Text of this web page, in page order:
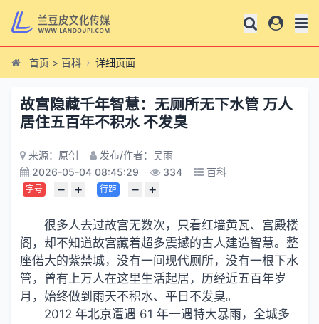
首页 > 百科 详细页面
故宫隐藏千年智慧：无厕所无下水管 万人
居住五百年不积水 不发臭
来源：原创
发布/作者：吴雨
2026-05-04 08:45:29
334 百科
字号 − + 行距 − +
很多人去过故宫无数次，只看红墙黄瓦、宫殿楼
阁，却不知道故宫藏着超多震撼的古人建造智慧。整
座偌大的紫禁城，没有一间现代厕所，没有一根下水
管，曾有上万人在这里生活起居，历经近五百年岁
月，始终做到雨天不积水、平日不发臭。
2012 年北京遭遇 61 年一遇特大暴雨，全城多